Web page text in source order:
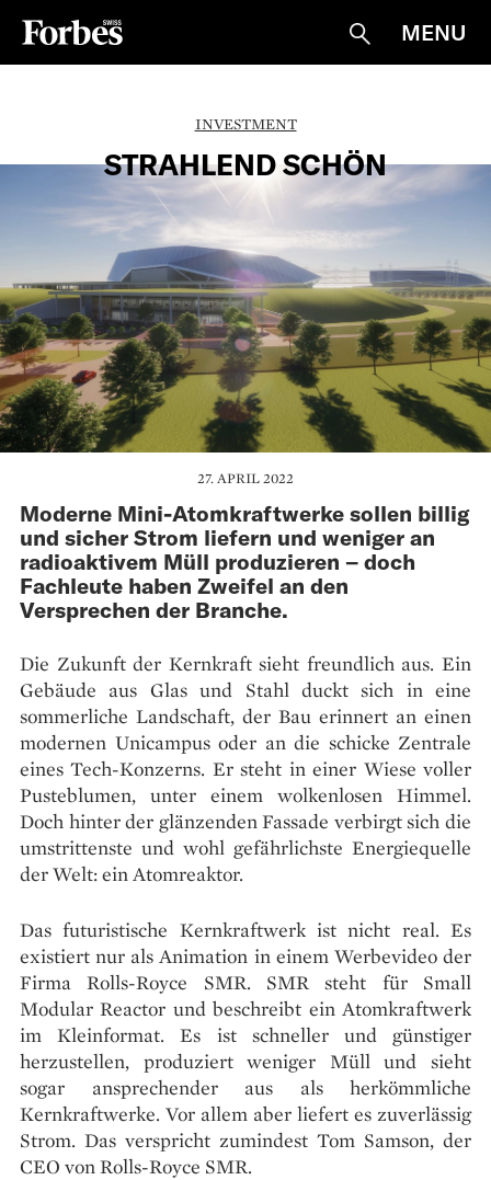
Suche
MENU
INVESTMENT
STRAHLEND SCHÖN
27. APRIL 2022
Moderne Mini-Atomkraftwerke sollen billig
und sicher Strom liefern und weniger an
radioaktivem Müll produzieren – doch
Fachleute haben Zweifel an den
Versprechen der Branche.
Die Zukunft der Kernkraft sieht freundlich aus. Ein
Gebäude aus Glas und Stahl duckt sich in eine
sommerliche Landschaft, der Bau erinnert an einen
modernen Unicampus oder an die schicke Zentrale
eines Tech-Konzerns. Er steht in einer Wiese voller
Pusteblumen, unter einem wolkenlosen Himmel.
Doch hinter der glänzenden Fassade verbirgt sich die
umstrittenste und wohl gefährlichste Energiequelle
der Welt: ein Atomreaktor.
Das futuristische Kernkraftwerk ist nicht real. Es
existiert nur als Animation in einem Werbevideo der
Firma Rolls-Royce SMR. SMR steht für Small
Modular Reactor und beschreibt ein Atomkraftwerk
im Kleinformat. Es ist schneller und günstiger
herzustellen, produziert weniger Müll und sieht
sogar ansprechender aus als herkömmliche
Kernkraftwerke. Vor allem aber liefert es zuverlässig
Strom. Das verspricht zumindest Tom Samson, der
CEO von Rolls-Royce SMR.